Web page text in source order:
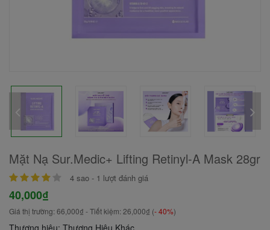
Mặt Nạ Sur.Medic+ Lifting Retinyl-A Mask 28gr
4 sao - 1 lượt đánh giá
40,000₫
Giá thị trường: 66,000₫ - Tiết kiệm: 26,000₫ (- 40%)
Thương hiệu: Thương Hiệu Khác